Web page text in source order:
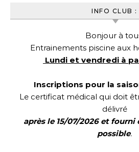
INFO CLUB :
Bonjour à
Entrainements piscine aux
Lundi et vendredi à
Inscriptions pour la
Le certificat médical qui doit
délivré
après le 15/07/2026 et fourni
possible.